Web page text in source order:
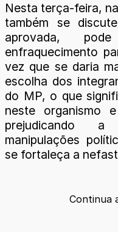
Nesta terça-feira,
também se
aprovada,
enfraquecimento
vez que se daria
escolha dos
do MP, o que
neste organismo
prejudicando a
manipulações
se fortaleça a
Continua